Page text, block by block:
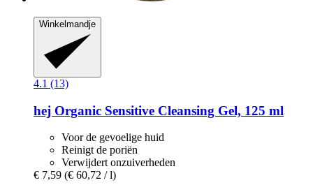
Winkelmandje
4.1 (13)
hej Organic Sensitive Cleansing Gel, 125 ml
Voor de gevoelige huid
Reinigt de poriën
Verwijdert onzuiverheden
€ 7,59 (€ 60,72 / l)